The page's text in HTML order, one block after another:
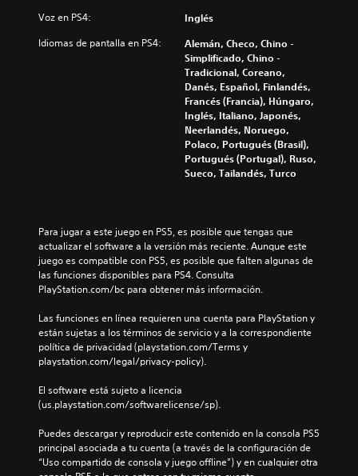
Voz en PS4: Inglés
Idiomas de pantalla en PS4:
Alemán, Checo, Chino -
Simplificado, Chino -
Tradicional, Coreano,
Danés, Español, Finlandés,
Francés (Francia), Húngaro,
Inglés, Italiano, Japonés,
Neerlandés, Noruego,
Polaco, Portugués (Brasil),
Portugués (Portugal), Ruso,
Sueco, Tailandés, Turco
Para jugar a este juego en PS5, es posible que tengas que
actualizar el software a la versión más reciente. Aunque este
juego es compatible con PS5, es posible que falten algunas de
las funciones disponibles para PS4. Consulta
PlayStation.com/bc para obtener más información.
Las funciones en línea requieren una cuenta para PlayStation y
están sujetas a los términos de servicio y a la correspondiente
política de privacidad (playstation.com/Terms y
playstation.com/legal/privacy-policy).
El software está sujeto a licencia
(us.playstation.com/softwarelicense/sp).
Puedes descargar y reproducir este contenido en la consola PS5
principal asociada a tu cuenta (a través de la configuración de
“Uso compartido de consola y juego offline”) y en cualquier otra